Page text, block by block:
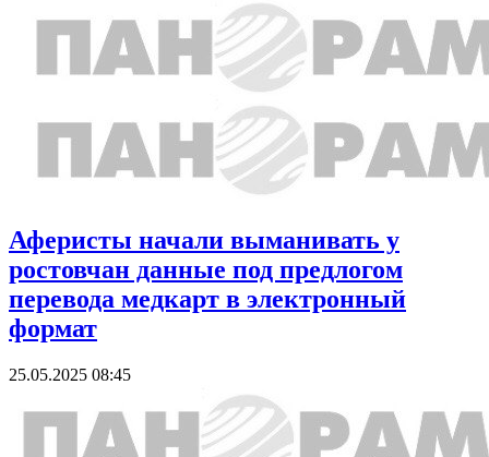
Аферисты начали выманивать у
ростовчан данные под предлогом
перевода медкарт в электронный
формат
25.05.2025 08:45